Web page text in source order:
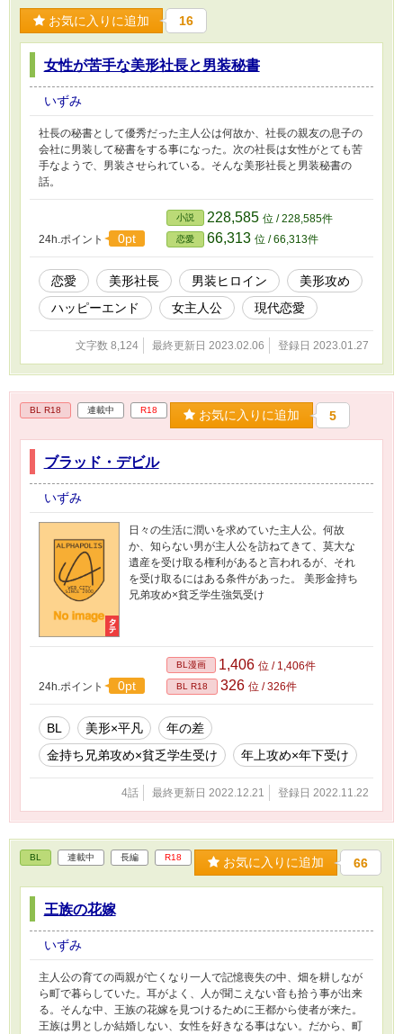
お気に入りに追加 16
女性が苦手な美形社長と男装秘書
いずみ
社長の秘書として優秀だった主人公は何故か、社長の親友の息子の
会社に男装して秘書をする事になった。次の社長は女性がとても苦
手なようで、男装させられている。そんな美形社長と男装秘書の
話。
24h.ポイント 0pt
小説 228,585 位 / 228,585件
恋愛 66,313 位 / 66,313件
恋愛 美形社長 男装ヒロイン
美形攻め
ハッピーエンド
女主人公 現代恋愛
文字数 8,124 最終更新日 2023.02.06 登録日 2023.01.27
BL R18 連載中 R18 お気に入りに追加 5
ブラッド・デビル
いずみ
日々の生活に潤いを求めていた主人公。何故
か、知らない男が主人公を訪ねてきて、莫大な
遺産を受け取る権利があると言われるが、それ
を受け取るにはある条件があった。 美形金持ち
兄弟攻め×貧乏学生強気受け
24h.ポイント 0pt
BL漫画 1,406 位 / 1,406件
BL R18 326 位 / 326件
BL 美形×平凡
年の差
金持ち兄弟攻め×貧乏学生受け
年上攻め×年下受け
4話 最終更新日 2022.12.21 登録日 2022.11.22
BL 連載中 長編 R18 お気に入りに追加 66
王族の花嫁
いずみ
主人公の育ての両親が亡くなり一人で記憶喪失の中、畑を耕しなが
ら町で暮らしていた。耳がよく、人が聞こえない音も拾う事が出来
る。そんな中、王族の花嫁を見つけるために王都から使者が来た。
王族は男としか結婚しない、女性を好きなる事はない。だから、町